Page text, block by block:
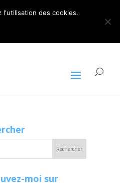
ARTICLES 0
moi sur
l'utilisation des cookies.